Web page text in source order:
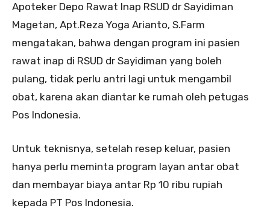
Apoteker Depo Rawat Inap RSUD dr Sayidiman
Magetan, Apt.Reza Yoga Arianto, S.Farm
mengatakan, bahwa dengan program ini pasien
rawat inap di RSUD dr Sayidiman yang boleh
pulang, tidak perlu antri lagi untuk mengambil
obat, karena akan diantar ke rumah oleh petugas
Pos Indonesia.
Untuk teknisnya, setelah resep keluar, pasien
hanya perlu meminta program layan antar obat
dan membayar biaya antar Rp 10 ribu rupiah
kepada PT Pos Indonesia.